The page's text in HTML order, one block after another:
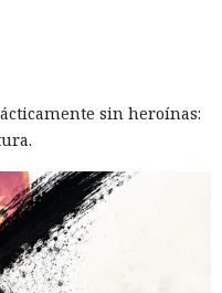
sin heroínas: